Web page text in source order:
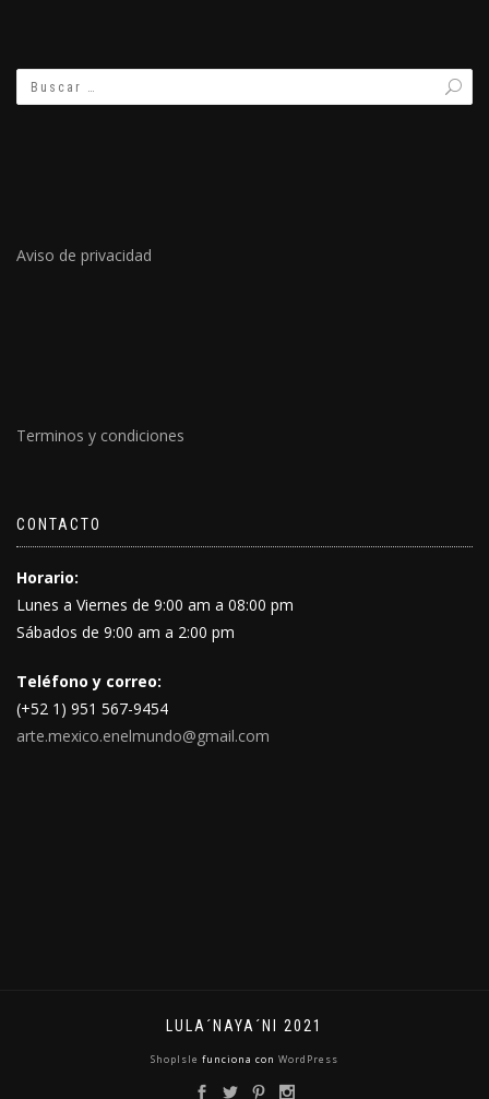
Aviso de privacidad
Terminos y condiciones
CONTACTO
Horario:
Lunes a Viernes de 9:00 am a 08:00 pm
Sábados de 9:00 am a 2:00 pm
Teléfono y correo:
(+52 1) 951 567-9454
arte.mexico.enelmundo@gmail.com
LULA´NAYA´NI 2021
ShopIsle funciona con WordPress